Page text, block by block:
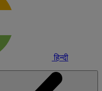
हिन्दी